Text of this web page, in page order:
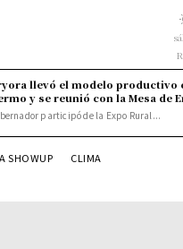
llevó el modelo productivo
y se reunió con la Mesa de
participó de la Expo Rural...
SHOWUP CLIMA